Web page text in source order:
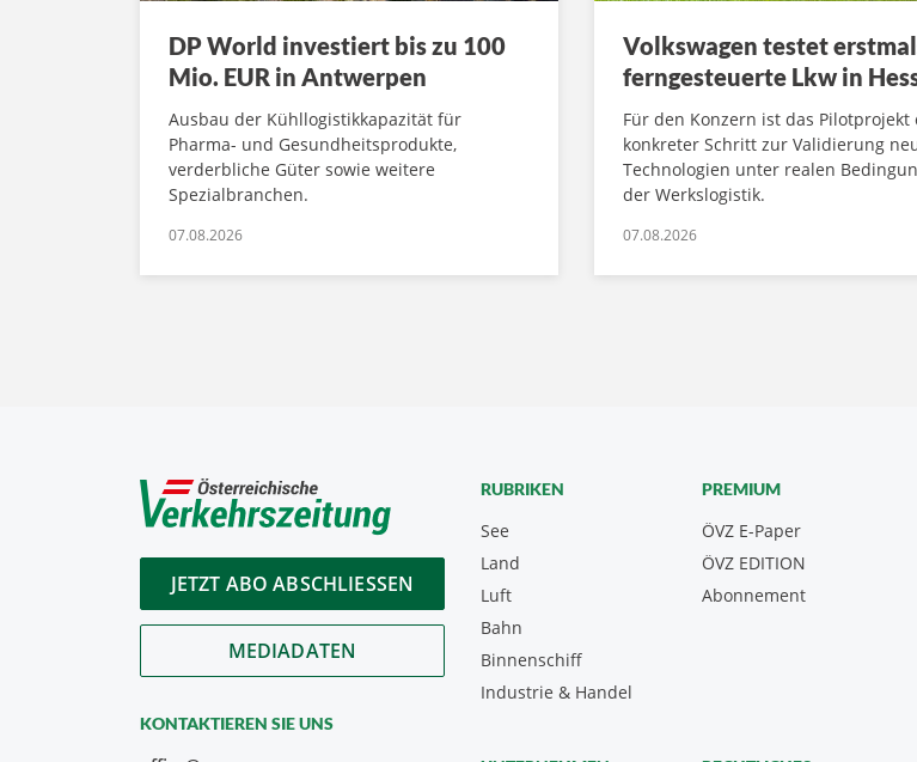
DP World investiert bis zu 100
Mio. EUR in Antwerpen
Ausbau der Kühllogistikkapazität für
Pharma- und Gesundheitsprodukte,
verderbliche Güter sowie weitere
Spezialbranchen.
07.08.2026
Volkswagen testet
ferngesteuerte Lkw in
Für den Konzern ist das Pilotprojekt
konkreter Schritt zur Validierung
Technologien unter realen
der Werkslogistik.
07.08.2026
JETZT ABO ABSCHLIESSEN
MEDIADATEN
KONTAKTIEREN SIE UNS
RUBRIKEN
See
Land
Luft
Bahn
Binnenschiff
Industrie & Handel
PREMIUM
ÖVZ E-Paper
Abonnement
ÖVZ EDITION